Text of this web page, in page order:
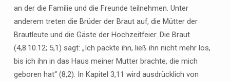
an der die Familie und die Freunde teilnehmen. Unter
anderem treten die Brüder der Braut auf, die Mütter der
Brautleute und die Gäste der Hochzeitfeier. Die Braut
(4,8.10.12; 5,1) sagt: „Ich packte ihn, ließ ihn nicht mehr los,
bis ich ihn in das Haus meiner Mutter brachte, die mich
geboren hat“ (8,2). In Kapitel 3,11 wird ausdrücklich von